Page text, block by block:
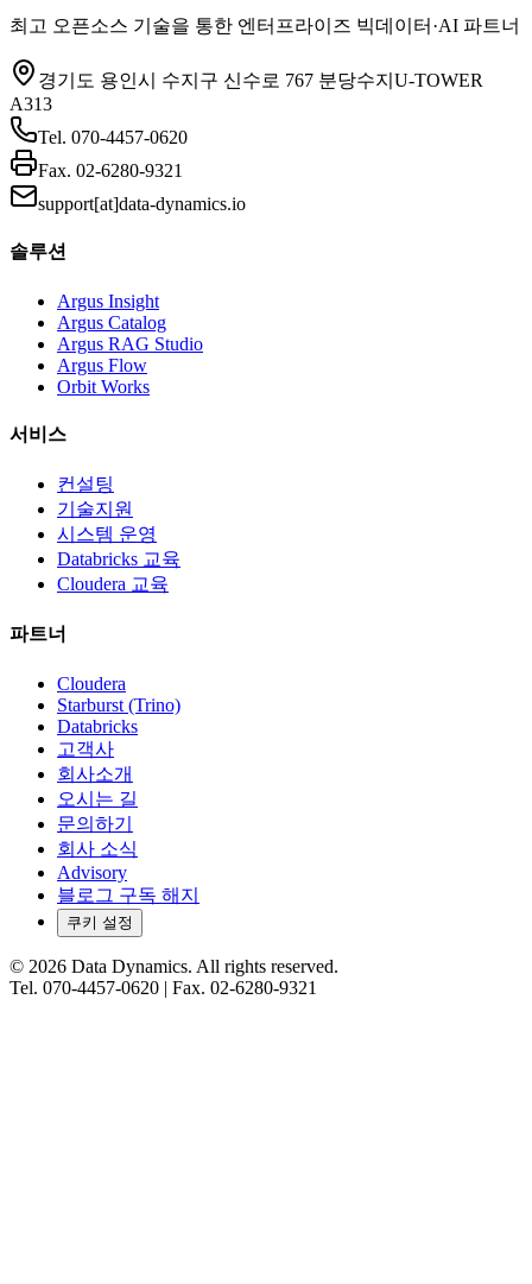
최고 오픈소스 기술을 통한 엔터프라이즈 빅데이터·AI 파트너
경기도 용인시 수지구 신수로 767 분당수지U-TOWER
A313
Tel. 070-4457-0620
Fax. 02-6280-9321
support[at]data-dynamics.io
솔루션
Argus Insight
Argus Catalog
Argus RAG Studio
Argus Flow
Orbit Works
서비스
컨설팅
기술지원
시스템 운영
Databricks 교육
Cloudera 교육
파트너
Cloudera
Starburst (Trino)
Databricks
고객사
회사소개
오시는 길
문의하기
회사 소식
Advisory
블로그 구독 해지
쿠키 설정
© 2026 Data Dynamics. All rights reserved.
Tel. 070-4457-0620 | Fax. 02-6280-9321